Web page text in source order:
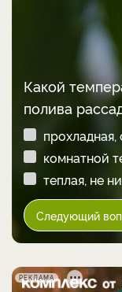
Какой
полива
прохладная,
комнатной
теплая, не
Следующий
РЕКЛАМА